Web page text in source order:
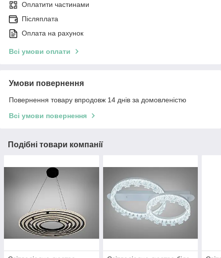
Оплатити частинами
Післяплата
Оплата на рахунок
Всі умови оплати
Умови повернення
Повернення товару впродовж 14 днів за домовленістю
Всі умови повернення
Подібні товари компанії